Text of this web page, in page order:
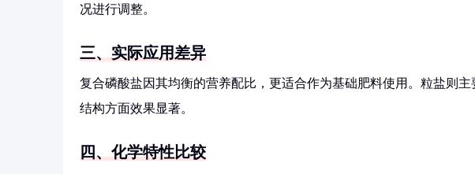
况进行调整。
三、实际应用差异
复合磷酸盐因其均衡的营养配比，更适合作为基础肥料使用。粒盐则
结构方面效果显著。
四、化学特性比较